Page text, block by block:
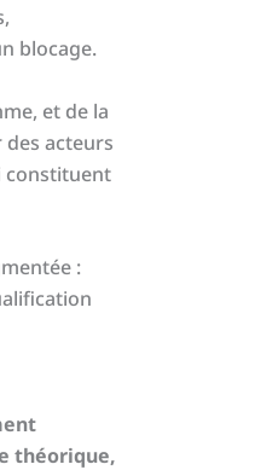
blocage.
et de la
acteurs
constituent
:
théorique,